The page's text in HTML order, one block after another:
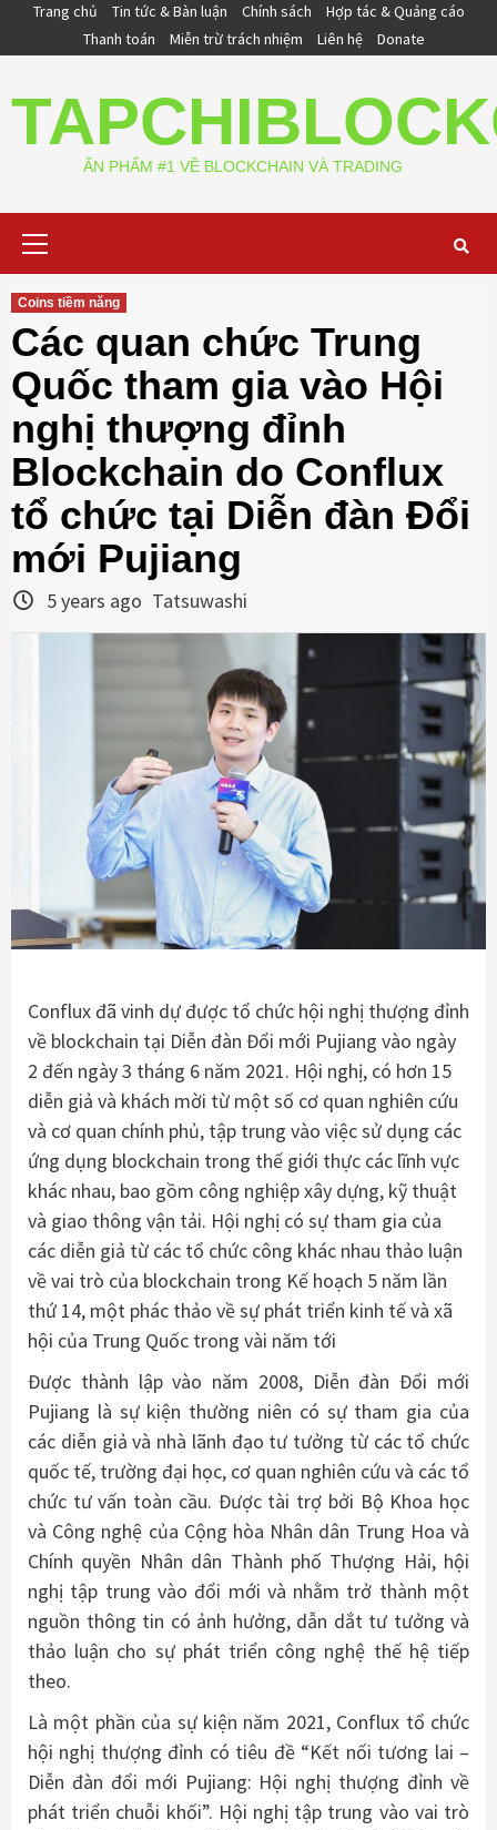
Trang chủ Tin tức & Bàn luận Chính sách
Hợp tác & Quảng cáo
Thanh toán
Miễn trừ trách nhiệm Liên hệ Donate
ẤN PHẨM #1 VỀ BLOCKCHAIN VÀ TRADING
Coins tiềm năng
Các quan chức Trung
Quốc tham gia vào Hội
nghị thượng đỉnh
Blockchain do Conflux
tổ chức tại Diễn đàn Đổi
mới Pujiang
5 years ago Tatsuwashi
Conflux đã vinh dự được tổ chức hội nghị thượng đỉnh
về blockchain tại Diễn đàn Đổi mới Pujiang vào ngày
2 đến ngày 3 tháng 6 năm 2021. Hội nghị, có hơn 15
diễn giả và khách mời từ một số cơ quan nghiên cứu
và cơ quan chính phủ, tập trung vào việc sử dụng các
ứng dụng blockchain trong thế giới thực các lĩnh vực
khác nhau, bao gồm công nghiệp xây dựng, kỹ thuật
và giao thông vận tải. Hội nghị có sự tham gia của
các diễn giả từ các tổ chức công khác nhau thảo luận
về vai trò của blockchain trong Kế hoạch 5 năm lần
thứ 14, một phác thảo về sự phát triển kinh tế và xã
hội của Trung Quốc trong vài năm tới
Được thành lập vào năm 2008, Diễn đàn Đổi mới
Pujiang là sự kiện thường niên có sự tham gia của
các diễn giả và nhà lãnh đạo tư tưởng từ các tổ chức
quốc tế, trường đại học, cơ quan nghiên cứu và các tổ
chức tư vấn toàn cầu. Được tài trợ bởi Bộ Khoa học
và Công nghệ của Cộng hòa Nhân dân Trung Hoa và
Chính quyền Nhân dân Thành phố Thượng Hải, hội
nghị tập trung vào đổi mới và nhằm trở thành một
nguồn thông tin có ảnh hưởng, dẫn dắt tư tưởng và
thảo luận cho sự phát triển công nghệ thế hệ tiếp
theo.
Là một phần của sự kiện năm 2021, Conflux tổ chức
hội nghị thượng đỉnh có tiêu đề “Kết nối tương lai –
Diễn đàn đổi mới Pujiang: Hội nghị thượng đỉnh về
phát triển chuỗi khối”. Hội nghị tập trung vào vai trò